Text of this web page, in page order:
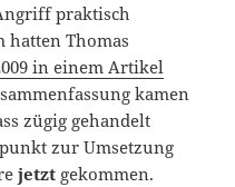
praktisch
hatten Thomas
in einem Artikel
kamen
zügig gehandelt
zur Umsetzung
jetzt gekommen.